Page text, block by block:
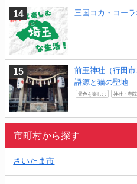
三国コカ・コーラ
前玉神社（行田
語源と猫の聖地
景色を楽しむ 神社・寺院
市町村から探す
さいたま市